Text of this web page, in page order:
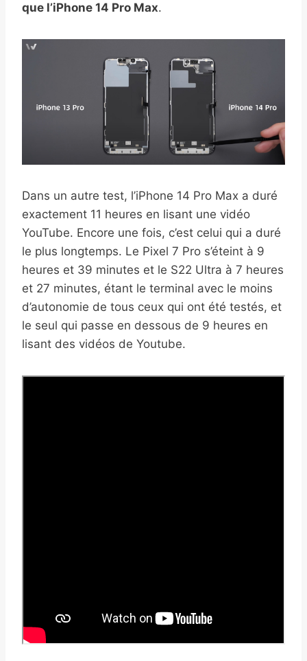
que l’iPhone 14 Pro Max.
Dans un autre test, l’iPhone 14 Pro Max a duré
exactement 11 heures en lisant une vidéo
YouTube. Encore une fois, c’est celui qui a duré
le plus longtemps. Le Pixel 7 Pro s’éteint à 9
heures et 39 minutes et le S22 Ultra à 7 heures
et 27 minutes, étant le terminal avec le moins
d’autonomie de tous ceux qui ont été testés, et
le seul qui passe en dessous de 9 heures en
lisant des vidéos de Youtube.